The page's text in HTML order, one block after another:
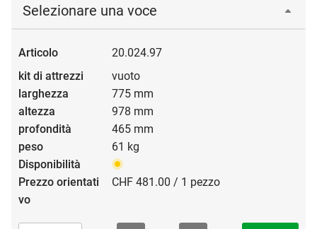
Selezionare una voce
20.024.97
vuoto
775 mm
978 mm
465 mm
61 kg
CHF 481.00 / 1 pezzo